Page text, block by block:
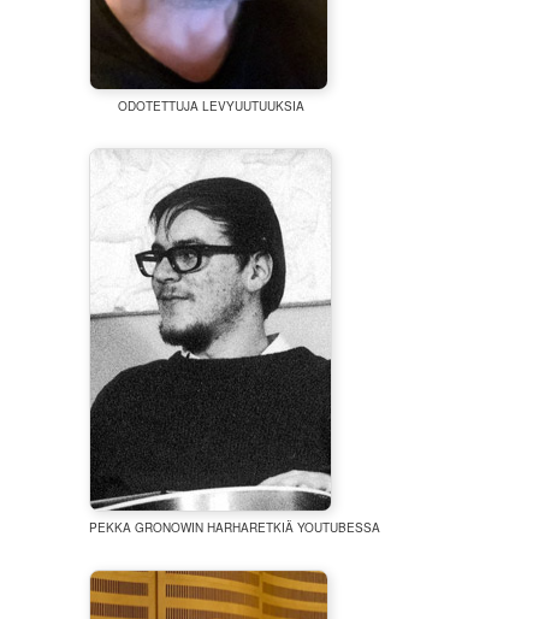
ODOTETTUJA LEVYUUTUUKSIA
PEKKA GRONOWIN HARHARETKIÄ YOUTUBESSA